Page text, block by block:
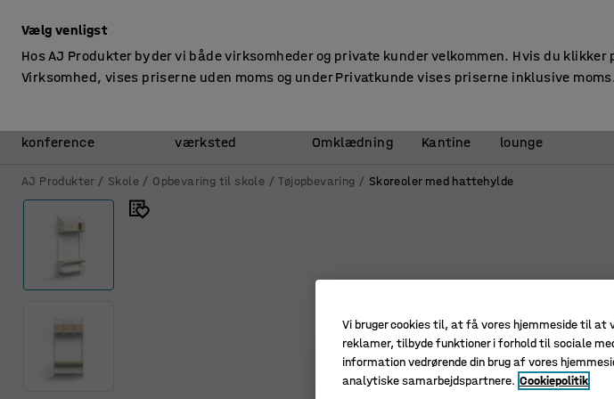
konference
værksted
Omklædning Kantine
lounge
AJ Produkter Skole Opbevaring til skole Tøjopbevaring Skoreoler med hattehylde
Vælg venligst
Hos AJ Produkter byder vi både virksomheder og private kunder velkommen. Hvis du klikker
Virksomhed, vises priserne uden moms og under Privatkunde vises priserne inklusive moms.
Vi bruger cookies til, at få vores hjemmeside til at
reklamer, tilbyde funktioner i forhold til sociale
information vedrørende din brug af vores
analytiske samarbejdspartnere. Cookiepolitik